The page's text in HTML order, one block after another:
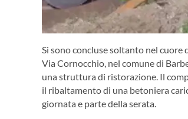
Si sono concluse soltanto nel cuore
Via Cornocchio, nel comune di
una struttura di ristorazione. Il
il ribaltamento di una betoniera
giornata e parte della serata.